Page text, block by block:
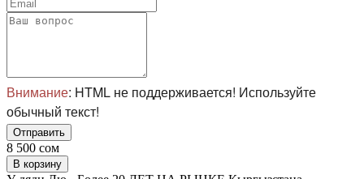
Внимание: HTML не поддерживается! Используйте
обычный текст!
Отправить
8 500 сом
В корзину